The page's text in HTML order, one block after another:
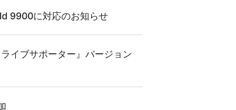
9900に対応のお知らせ
イブサポーター』バージョン